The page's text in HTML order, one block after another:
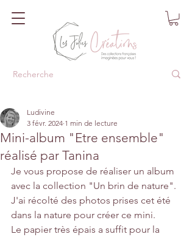
Mini-album "Etre ensemble"
réalisé par Tanina
Ludivine
3 févr. 2024 1 min de lecture
Je vous propose de réaliser un album
avec la collection "Un brin de nature".
J'ai récolté des photos prises cet été
dans la nature pour créer ce mini.
Le papier très épais a suffit pour la